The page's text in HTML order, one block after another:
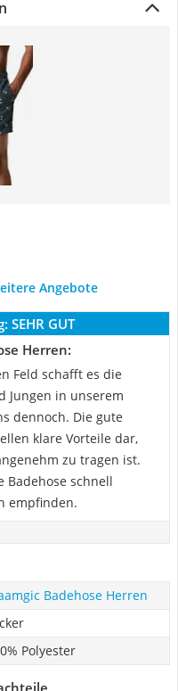
Angebote
SEHR GUT
Herren:
Feld schafft es die
Jungen in unserem
dennoch. Die gute
klare Vorteile dar,
zu tragen ist.
Badehose schnell
empfinden.
Badehose Herren
Polyester